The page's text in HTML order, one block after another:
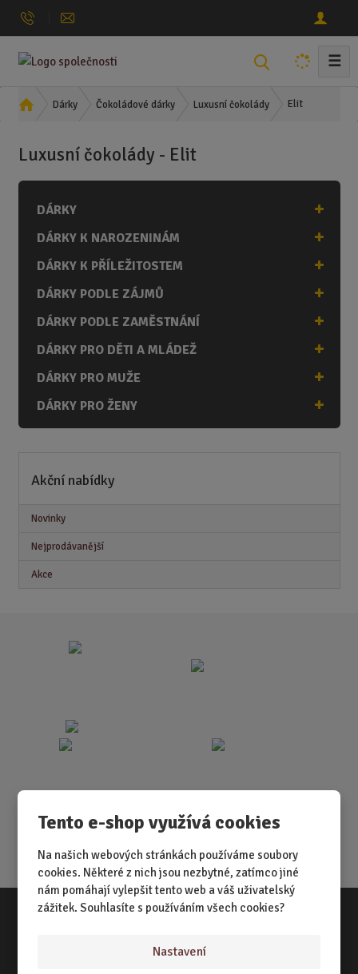
Tento e-shop využívá cookies
Na našich webových stránkách používáme soubory
cookies. Některé z nich jsou nezbytné, zatímco jiné
nám pomáhají vylepšit tento web a váš uživatelský
zážitek. Souhlasíte s používáním všech cookies?
Nastavení
a
☰
Ú
d
s
a
a
Dárky Čokoládové dárky Luxusní čokolády Elit
Luxusní čokolády - Elit
DÁRKY
DÁRKY K NAROZENINÁM
DÁRKY K PŘÍLEŽITOSTEM
DÁRKY PODLE ZÁJMŮ
DÁRKY PODLE ZAMĚSTNÁNÍ
DÁRKY PRO DĚTI A MLÁDEŽ
DÁRKY PRO MUŽE
DÁRKY PRO ŽENY
Akční nabídky
Novinky
Nejprodávanější
Akce
Vše o nákupu